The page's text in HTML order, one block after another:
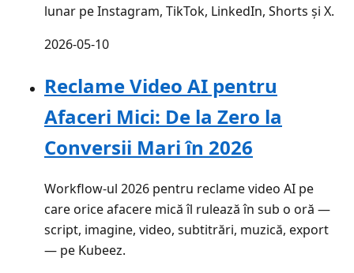
lunar pe Instagram, TikTok, LinkedIn, Shorts și X.
2026-05-10
Reclame Video AI pentru
Afaceri Mici: De la Zero la
Conversii Mari în 2026
Workflow-ul 2026 pentru reclame video AI pe
care orice afacere mică îl rulează în sub o oră —
script, imagine, video, subtitrări, muzică, export
— pe Kubeez.